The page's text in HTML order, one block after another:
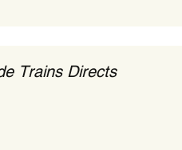
Trains Directs